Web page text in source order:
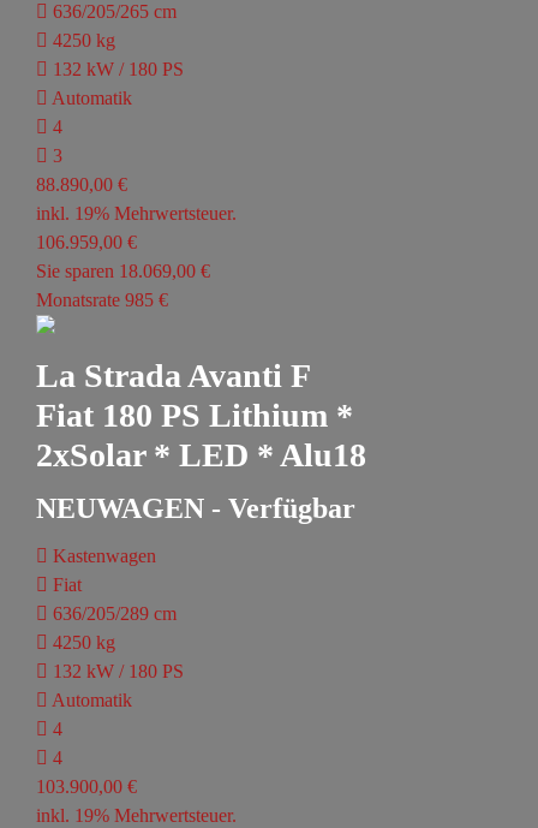
636/205/265 cm
4250 kg
132 kW / 180 PS
Automatik
4
3
88.890,00 €
inkl. 19% Mehrwertsteuer.
106.959,00 €
Sie sparen 18.069,00 €
Monatsrate 985 €
La Strada Avanti F
Fiat 180 PS Lithium *
2xSolar * LED * Alu18
NEUWAGEN - Verfügbar
Kastenwagen
Fiat
636/205/289 cm
4250 kg
132 kW / 180 PS
Automatik
4
4
103.900,00 €
inkl. 19% Mehrwertsteuer.